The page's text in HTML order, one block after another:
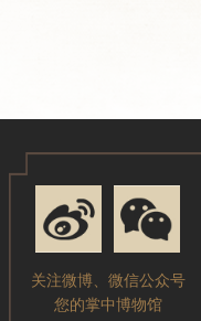
关注微博、微信公众号
您的掌中博物馆